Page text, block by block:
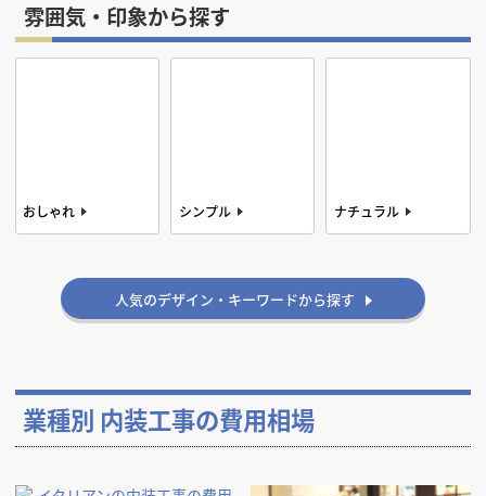
デザインテイストから探す
和風 アメリカン ヴィンテージ
雰囲気・印象から探す
おしゃれ シンプル ナチュラル